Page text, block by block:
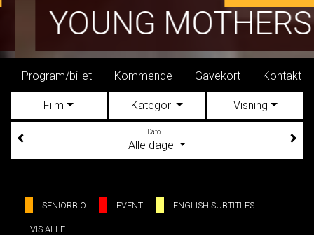
YOUNG MOTHERS
Program/billet Kommende Gavekort Kontakt
Film Kategori Visning
Dato
Alle dage
SENIORBIO EVENT ENGLISH SUBTITLES
VIS ALLE